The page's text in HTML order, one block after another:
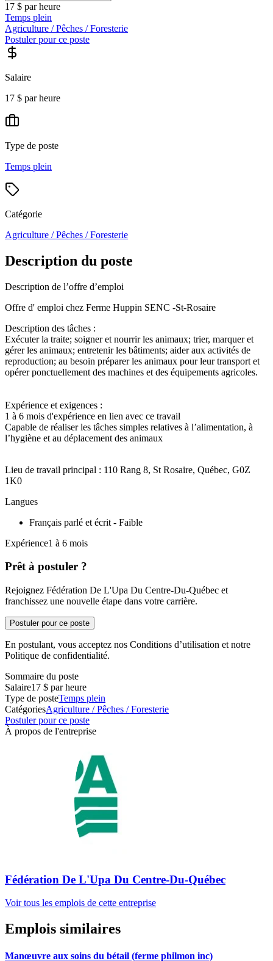
17 $ par heure
Temps plein
Agriculture / Pêches / Foresterie
Postuler pour ce poste
Salaire
17 $ par heure
Type de poste
Temps plein
Catégorie
Agriculture / Pêches / Foresterie
Description du poste
Description de l’offre d’emploi
Offre d' emploi chez Ferme Huppin SENC -St-Rosaire
Description des tâches :
Exécuter la traite; soigner et nourrir les animaux; trier, marquer et
gérer les animaux; entretenir les bâtiments; aider aux activités de
reproduction; au besoin préparer les animaux pour leur transport et
opérer ponctuellement des machines et des équipements agricoles.
Expérience et exigences :
1 à 6 mois d'expérience en lien avec ce travail
Capable de réaliser les tâches simples relatives à l’alimentation, à
l’hygiène et au déplacement des animaux
Lieu de travail principal : 110 Rang 8, St Rosaire, Québec, G0Z
1K0
Langues
Français parlé et écrit - Faible
Expérience1 à 6 mois
Prêt à postuler ?
Rejoignez Fédération De L'Upa Du Centre-Du-Québec et
franchissez une nouvelle étape dans votre carrière.
Postuler pour ce poste
En postulant, vous acceptez nos Conditions d’utilisation et notre
Politique de confidentialité.
Sommaire du poste
Salaire17 $ par heure
Type de posteTemps plein
CatégoriesAgriculture / Pêches / Foresterie
Postuler pour ce poste
À propos de l'entreprise
Fédération De L'Upa Du Centre-Du-Québec
Voir tous les emplois de cette entreprise
Emplois similaires
Manœuvre aux soins du bétail (ferme philmon inc)